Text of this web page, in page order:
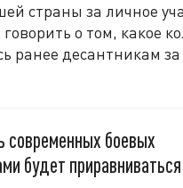
страны за личное
о том, какое
ранее десантникам за
современных боевых
будет